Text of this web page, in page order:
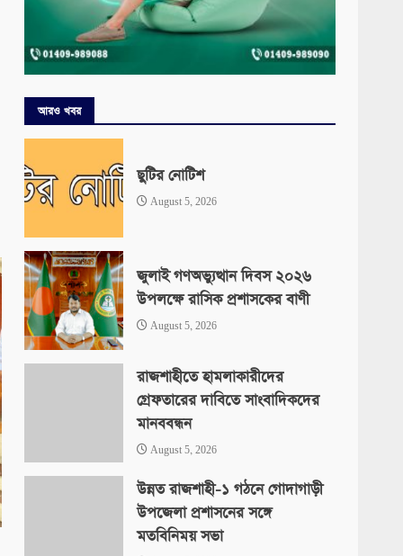
আরও খবর
ছুটির নোটিশ
August 5, 2026
জুলাই গণঅভ্যুত্থান দিবস ২০২৬
উপলক্ষে রাসিক প্রশাসকের বাণী
August 5, 2026
রাজশাহীতে হামলাকারীদের
গ্রেফতারের দাবিতে সাংবাদিকদের
মানববন্ধন
August 5, 2026
উন্নত রাজশাহী-১ গঠনে গোদাগাড়ী
উপজেলা প্রশাসনের সঙ্গে
মতবিনিময় সভা